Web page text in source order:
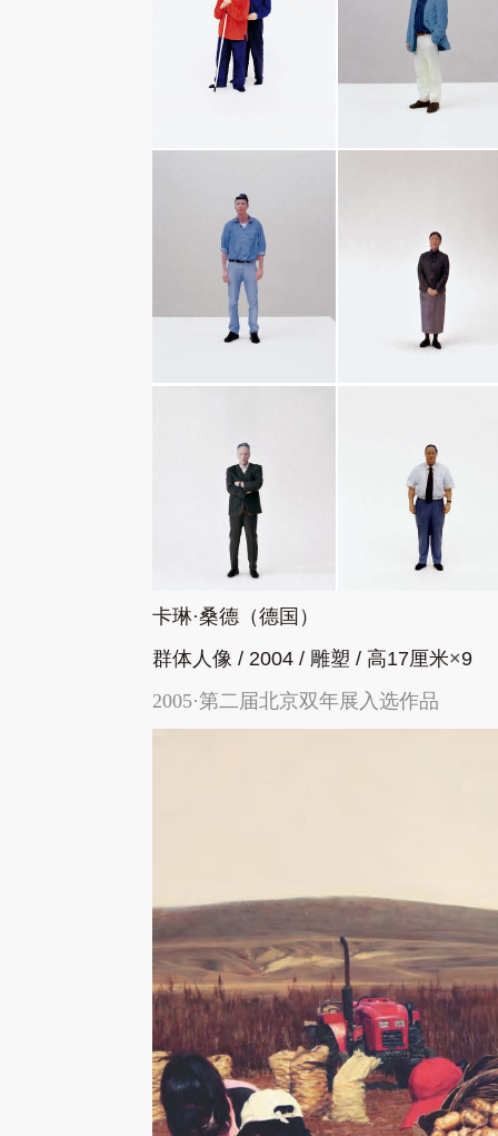
卡琳·桑德（德国）
群体人像 / 2004 / 雕塑 / 高17厘米×9
2005·第二届北京双年展入选作品